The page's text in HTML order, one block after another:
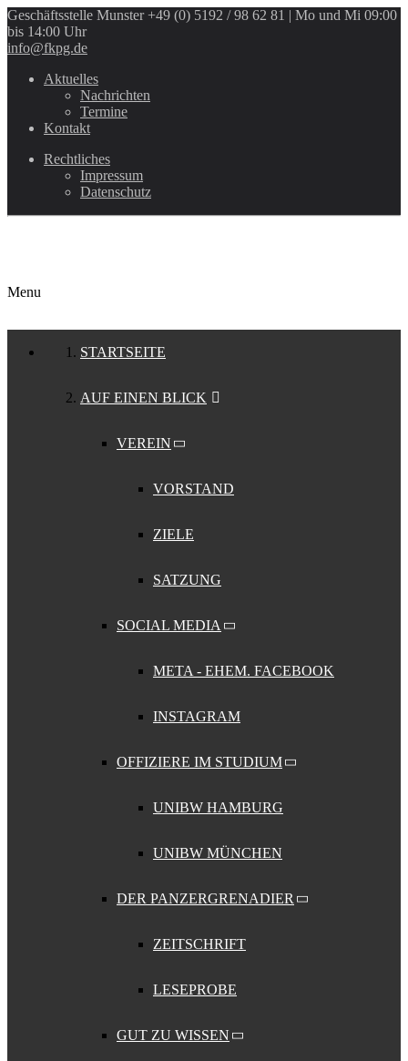
Geschäftsstelle Munster+49 (0) 5192 / 98 62 81 | Mo und Mi 09:00
bis 14:00 Uhr
info@fkpg.de
Aktuelles
Nachrichten
Termine
Kontakt
Rechtliches
Impressum
Datenschutz
Menu
STARTSEITE
AUF EINEN BLICK
VEREIN
VORSTAND
ZIELE
SATZUNG
SOCIAL MEDIA
META - EHEM. FACEBOOK
INSTAGRAM
OFFIZIERE IM STUDIUM
UNIBW HAMBURG
UNIBW MÜNCHEN
DER PANZERGRENADIER
ZEITSCHRIFT
LESEPROBE
GUT ZU WISSEN